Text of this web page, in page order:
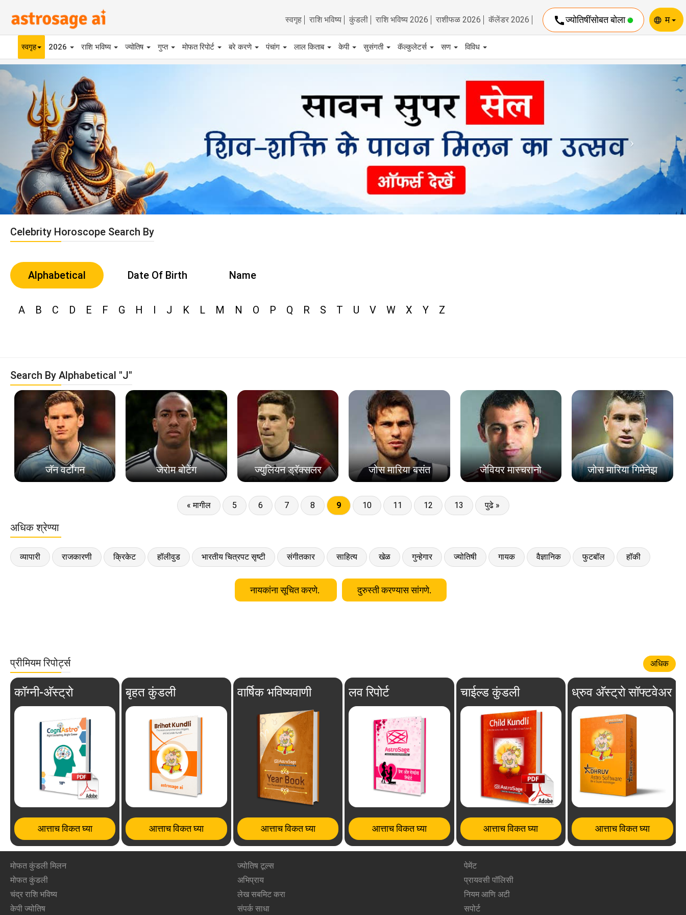
स्वगृह राशि भविष्य कुंडली राशि भविष्य 2026 राशीफळ 2026 कॅलेंडर 2026 callज्योतिषींसोबत बोला language म
स्वगृह 2026 राशि भविष्य ज्योतिष गुप्त मोफत रिपोर्ट बरे करणे पंचांग लाल किताब केपी सुसंगती कॅल्कुलेटर्स सण विविध
Previous
Celebrity Horoscope Search By
Alphabetical Date Of Birth Name
A B C D E F G H I J K L M N O P Q R S T U V W X Y Z
Search By Alphabetical "J"
जॅन वर्टोंगन जेरोम बोटेंग ज्युलियन ड्रॅक्सलर जोस मारिया बसंत जेवियर मास्चरानो जोस मारिया गिमेनेझ
« मागील 5 6 7 8 9 10 11 12 13 पुढे »
अधिक श्रेण्या
व्यापारी राजकारणी क्रिकेट हॉलीवुड भारतीय चित्रपट सृष्टी संगीतकार साहित्य खेळ गुन्हेगार ज्योतिषी गायक वैज्ञानिक फुटबॉल हॉकी
नायकांना सूचित करणे. दुरुस्ती करण्यास सांगणे.
प्रीमियम रिपोर्ट्स अधिक
कॉग्नी-अ‍ॅस्ट्रो
आत्ताच विकत घ्या
बृहत कुंडली
आत्ताच विकत घ्या
वार्षिक भविष्यवाणी
आत्ताच विकत घ्या
लव रिपोर्ट
आत्ताच विकत घ्या
चाईल्ड कुंडली
आत्ताच विकत घ्या
ध्रुव अ‍ॅस्ट्रो सॉफ्टवेअर
आत्ताच विकत घ्या
मोफत कुंडली मिलन
मोफत कुंडली
चंद्र राशि भविष्य
केपी ज्योतिष
ज्योतिष टूल्स
अभिप्राय
लेख सबमिट करा
संपर्क साधा
पेमेंट
प्रायवसी पॉलिसी
नियम आणि अटी
सपोर्ट